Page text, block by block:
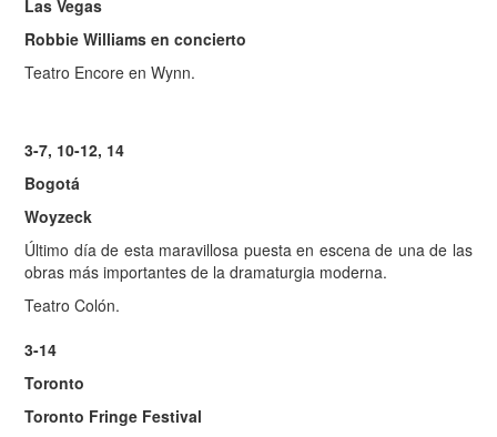
Las Vegas
Robbie Williams en concierto
Teatro Encore en Wynn.
3-7, 10-12, 14
Bogotá
Woyzeck
Último día de esta maravillosa puesta en escena de una de las
obras más importantes de la dramaturgia moderna.
Teatro Colón.
3-14
Toronto
Toronto Fringe Festival